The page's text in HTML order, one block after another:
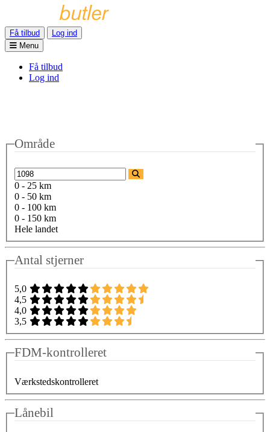
Få tilbud
Log ind
Menu
Få tilbud
Log ind
Område
0 - 25 km
0 - 50 km
0 - 100 km
0 - 150 km
Hele landet
Antal stjerner
5,0
4,5
4,0
3,5
FDM-kontrolleret
Værkstedskontrolleret
Lånebil